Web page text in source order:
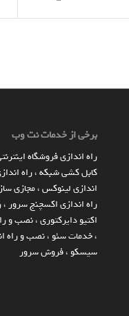
برخی از خدمات نت وب
راه اندازي فروشگاه
کابل کشی شبکه،راه
اندازی لینوکس،مجازی
راه اندازی اکسچنج سرور،
اکتیو دایرکتوری،نصب و
،خدمات سئو،نصب و راه
سیسکو،فروش سرور